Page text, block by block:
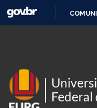
Federal